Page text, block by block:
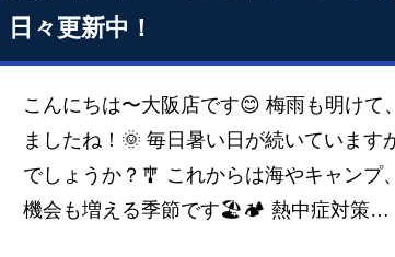
々更新中！
こんにちは〜大阪店です😊 梅雨も明けて
ましたね！🌞 毎日暑い日が続いています
でしょうか？🎐 これからは海やキャンプ
機会も増える季節です🏖️🏕️ 熱中症対策…